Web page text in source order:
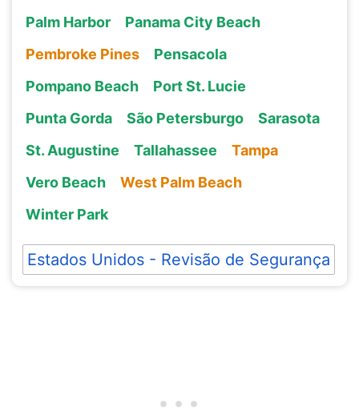
Palm Harbor
Panama City Beach
Pembroke Pines
Pensacola
Pompano Beach
Port St. Lucie
Punta Gorda
São Petersburgo
Sarasota
St. Augustine
Tallahassee
Tampa
Vero Beach
West Palm Beach
Winter Park
Estados Unidos - Revisão de Segurança